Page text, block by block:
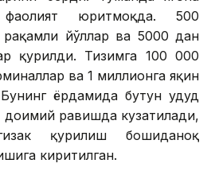
юритмоқда. 500
йўллар ва 5000 дан
қурилди. Тизимга 100 000
ва 1 миллионга яқин
ёрдамида бутун ҳудуд
равишда кузатилади,
қурилиш бошиданоқ
киритилган.